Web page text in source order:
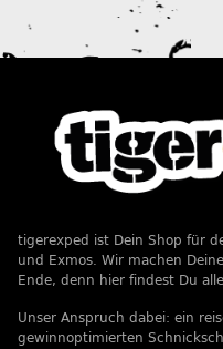
tigerexped ist Dein Shop für
und Exmos. Wir machen
Ende, denn hier findest Du
Unser Anspruch dabei: ein
gewinnoptimierten